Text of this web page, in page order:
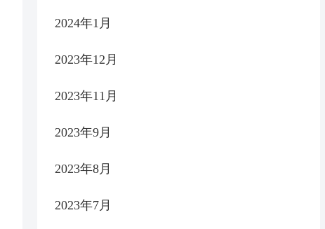
2024年1月
2023年12月
2023年11月
2023年9月
2023年8月
2023年7月